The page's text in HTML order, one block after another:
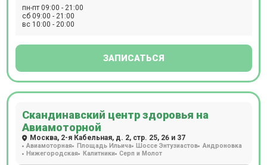
определенные возрастные категории – от
новорожденных до пожилых людей. Полное
Семейная у м. Университет, особенно актуально для
семей: здесь получит помощь каждый, от мала до
пн-пт 09:00 - 21:00
сб 09:00 - 21:00
вс 10:00 - 20:00
ЗАПИСАТЬСЯ
Скандинавский центр здоровья на
Авиамоторной
Москва, 2-я Кабельная, д. 2, стр. 25, 26 и 37
Авиамоторная Площадь Ильича Шоссе Энтузиастов Андроновка
Нижегородская
Калитники Серп и Молот